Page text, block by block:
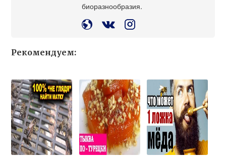
биоразнообразия.
Рекомендуем: